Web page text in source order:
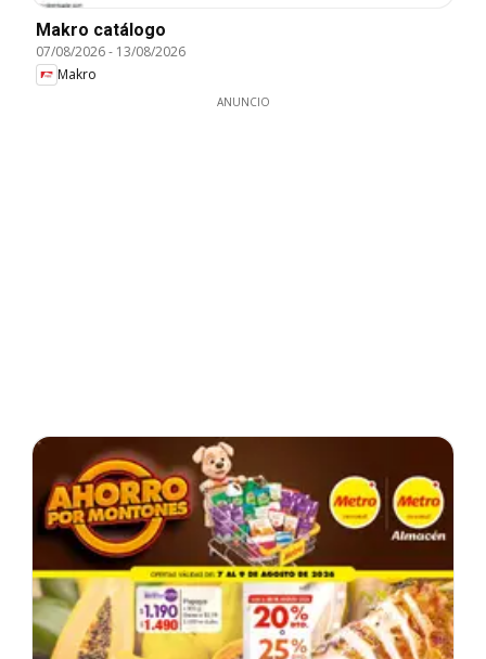
Makro catálogo
07/08/2026- 13/08/2026
Makro
ANUNCIO